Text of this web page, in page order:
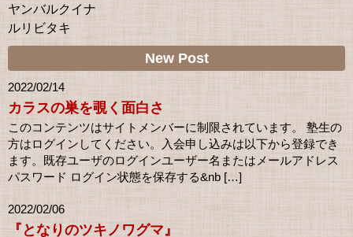
ヤンバルクイナ
ルリビタキ
New Post
2022/02/14
カラスの巣を覗く面白さ
このコンテンツはサイトメンバーに制限されています。 塾生の
方はログインしてください。入会申し込みは以下から登録でき
ます。既存ユーザのログインユーザー名またはメールアドレス
パスワード ログイン状態を保存する&nb […]
2022/02/06
『となりのツキノワグマ』